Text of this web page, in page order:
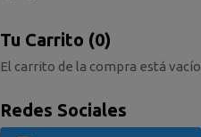
Tu Carrito (0)
El carrito de la compra está vacío
Redes Sociales